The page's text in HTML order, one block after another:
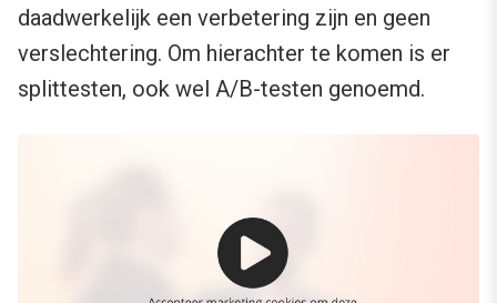
daadwerkelijk een verbetering zijn en geen
verslechtering. Om hierachter te komen is er
splittesten, ook wel A/B-testen genoemd.